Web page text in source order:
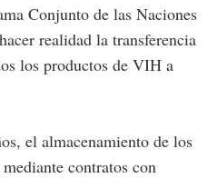
Conjunto de las Naciones
realidad la transferencia
los productos de VIH a
el almacenamiento de los
contratos con